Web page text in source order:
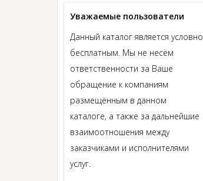
Уважаемые пользователи
Данный каталог является условно
бесплатным. Мы не несём
ответственности за Ваше
обращение к компаниям
размещённым в данном
каталоге, а также за дальнейшие
взаимоотношения между
заказчиками и исполнителями
услуг.